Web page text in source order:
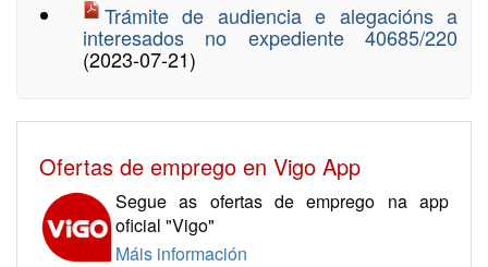
Trámite de audiencia e alegacións a
interesados no expediente 40685/220
(2023-07-21)
Ofertas de emprego en Vigo App
Segue as ofertas de emprego na app
oficial "Vigo"
Máis información